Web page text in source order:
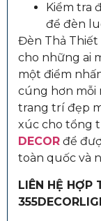
Kiểm tra
để đèn
Đèn Thả Thiết
cho những ai
một điểm
cúng hơn mỗi
trang trí đẹp
xúc cho tổng
DECOR để
toàn quốc và
LIÊN HỆ HỢP